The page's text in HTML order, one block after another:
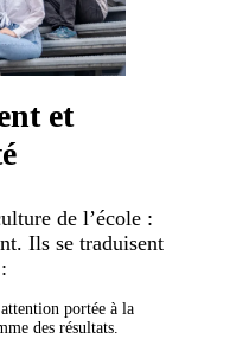
et
de l’école :
Ils se traduisent
portée à la
des résultats.